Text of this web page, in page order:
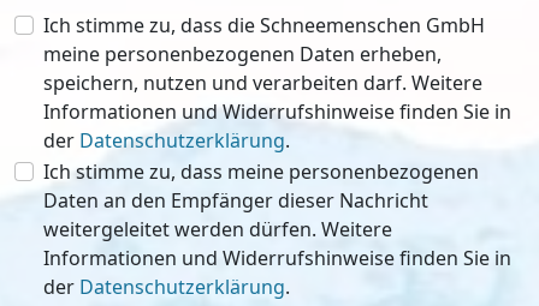
Ich stimme zu, dass die Schneemenschen GmbH
meine personenbezogenen Daten erheben,
speichern, nutzen und verarbeiten darf. Weitere
Informationen und Widerrufshinweise finden Sie in
der Datenschutzerklärung.
Ich stimme zu, dass meine personenbezogenen
Daten an den Empfänger dieser Nachricht
weitergeleitet werden dürfen. Weitere
Informationen und Widerrufshinweise finden Sie in
der Datenschutzerklärung.